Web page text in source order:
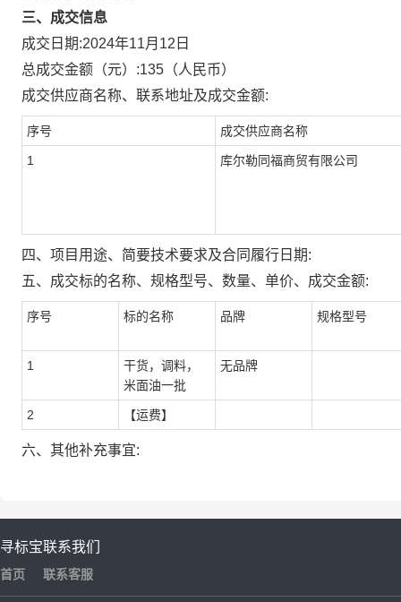
三、成交信息
成交日期:2024年11月12日
总成交金额（元）:135 （人民币）
成交供应商名称、联系地址及成交金额:
序号 成交供应商名称
1 库尔勒同福商贸有限公司
四、项目用途、简要技术要求及合同履行日期:
五、成交标的名称、规格型号、数量、单价、成交金额:
序号 标的名称 品牌 规格型号
1
干货，调料，
米面油一批
无品牌
2 【运费】
六、其他补充事宜:
寻标宝
首页
联系我们
联系客服